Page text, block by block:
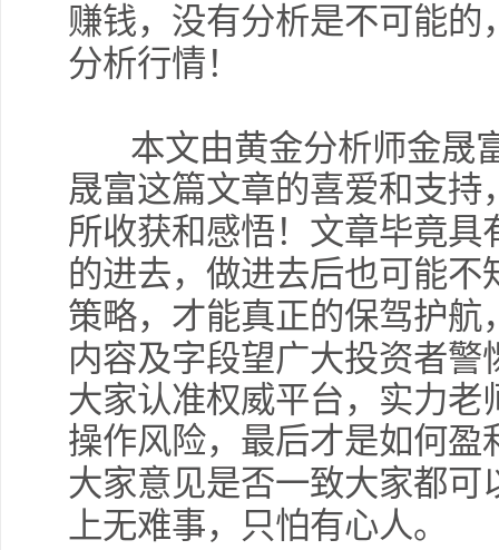
赚钱，没有分析是不可能
分析行情！
本文由黄金分析师金晟
晟富这篇文章的喜爱和支持
所收获和感悟！文章毕竟
的进去，做进去后也可能
策略，才能真正的保驾护航
内容及字段望广大投资者
大家认准权威平台，实力
操作风险，最后才是如何盈
大家意见是否一致大家都
上无难事，只怕有心人。